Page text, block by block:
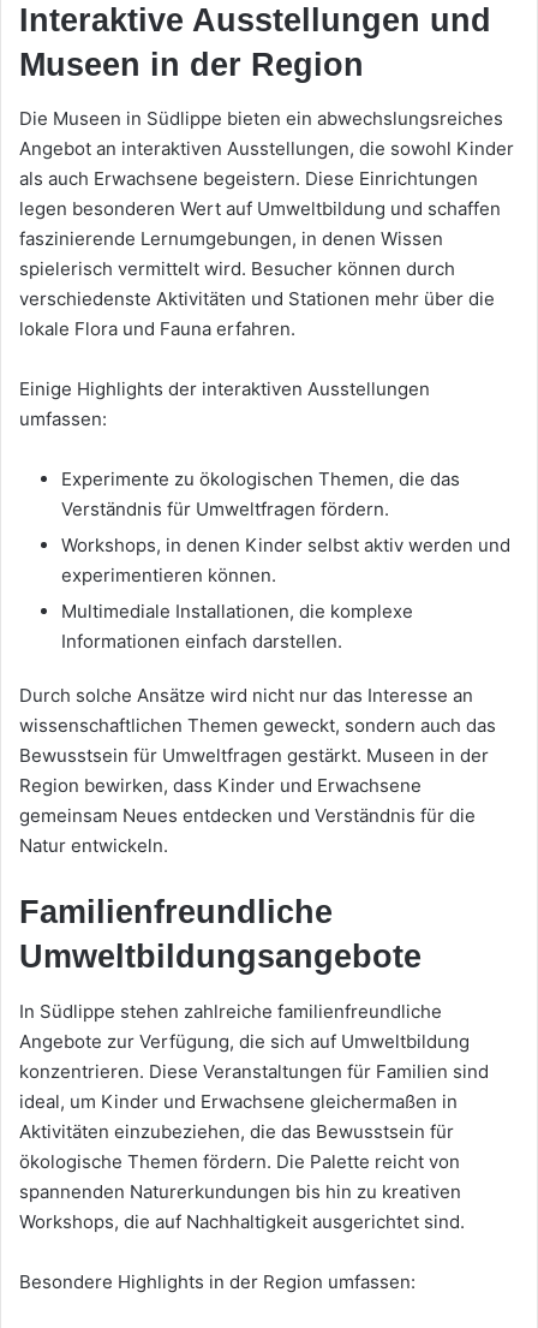
Interaktive Ausstellungen und
Museen in der Region
Die Museen in Südlippe bieten ein abwechslungsreiches
Angebot an interaktiven Ausstellungen, die sowohl Kinder
als auch Erwachsene begeistern. Diese Einrichtungen
legen besonderen Wert auf Umweltbildung und schaffen
faszinierende Lernumgebungen, in denen Wissen
spielerisch vermittelt wird. Besucher können durch
verschiedenste Aktivitäten und Stationen mehr über die
lokale Flora und Fauna erfahren.
Einige Highlights der interaktiven Ausstellungen
umfassen:
Experimente zu ökologischen Themen, die das
Verständnis für Umweltfragen fördern.
Workshops, in denen Kinder selbst aktiv werden und
experimentieren können.
Multimediale Installationen, die komplexe
Informationen einfach darstellen.
Durch solche Ansätze wird nicht nur das Interesse an
wissenschaftlichen Themen geweckt, sondern auch das
Bewusstsein für Umweltfragen gestärkt. Museen in der
Region bewirken, dass Kinder und Erwachsene
gemeinsam Neues entdecken und Verständnis für die
Natur entwickeln.
Familienfreundliche
Umweltbildungsangebote
In Südlippe stehen zahlreiche familienfreundliche
Angebote zur Verfügung, die sich auf Umweltbildung
konzentrieren. Diese Veranstaltungen für Familien sind
ideal, um Kinder und Erwachsene gleichermaßen in
Aktivitäten einzubeziehen, die das Bewusstsein für
ökologische Themen fördern. Die Palette reicht von
spannenden Naturerkundungen bis hin zu kreativen
Workshops, die auf Nachhaltigkeit ausgerichtet sind.
Besondere Highlights in der Region umfassen: